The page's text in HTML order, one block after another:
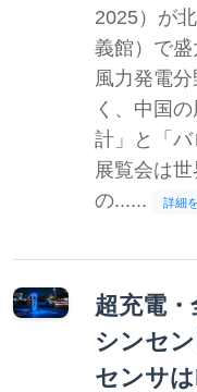
2025）が
義館）で
風力発電
く、中国
計」と「
展覧会は
の......
詳細
超充電・
シンセ
センサ